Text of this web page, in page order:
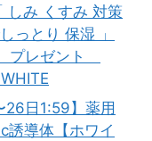
しみ くすみ 対策
っとり 保湿 」
プレゼント
26日1:59】薬用
誘導体【ホワイ